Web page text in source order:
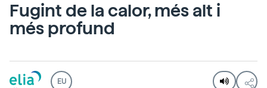
Fugint de la calor, més alt i
més profund
EU